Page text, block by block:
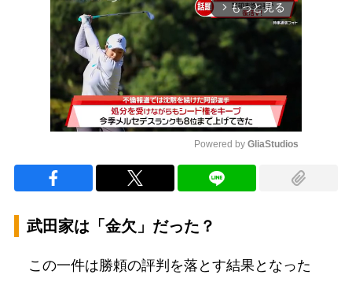
arrow_forward_ios もっと見る
Powered by GliaStudios
武田家は「金欠」だった？
この一件は勝頼の評判を落とす結果となった